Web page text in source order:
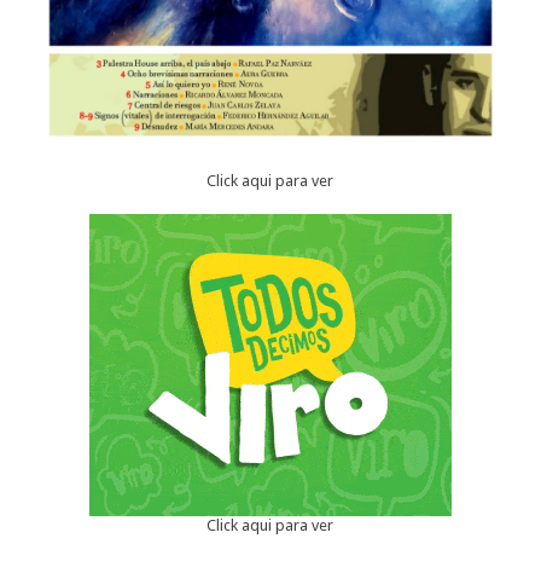
Click aqui para ver
Click aqui para ver